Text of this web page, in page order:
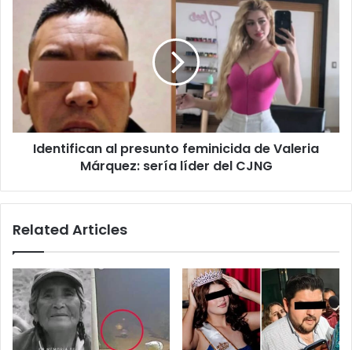
presunto
feminicida
Valeria
Márquez:
sería
líder
Identifican al presunto feminicida de Valeria
Márquez: sería líder del CJNG
Related Articles